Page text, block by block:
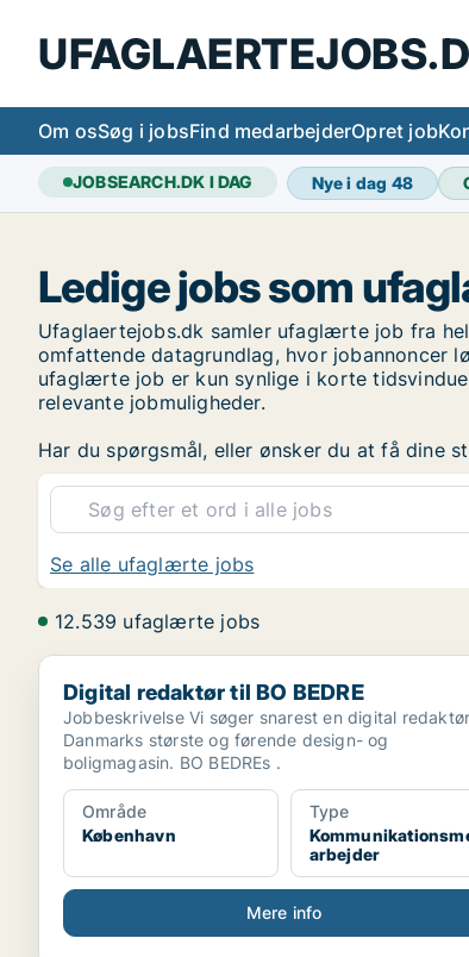
Om osSøg i jobsFind medarbejderOpret job
JOBSEARCH.DK I DAG Nye i dag 48
Ledige jobs som
Ufaglaertejobs.dk samler ufaglærte job fra
omfattende datagrundlag, hvor jobannoncer
ufaglærte job er kun synlige i korte
relevante jobmuligheder.
Har du spørgsmål, eller ønsker du at få dine
Se alle ufaglærte jobs
12.539 ufaglærte jobs
Digital redaktør til BO BEDRE
Digital redaktør til BO BEDRE
Jobbeskrivelse Vi søger snarest en digital redaktør til
Danmarks største og førende design- og
boligmagasin. BO BEDREs .
Område
København
Type
arbejder
Mere info